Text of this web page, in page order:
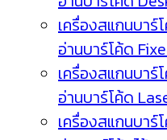
เครื่องสแกนบาร์
อ่านบาร์โค้ด
เครื่องสแกนบาร์
อ่านบาร์โค้ด
เครื่องสแกนบาร์